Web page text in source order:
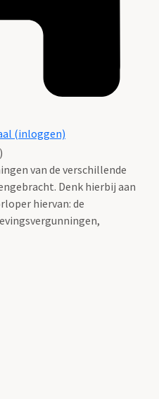
(inloggen)
van de verschillende
Denk hierbij aan
hiervan: de